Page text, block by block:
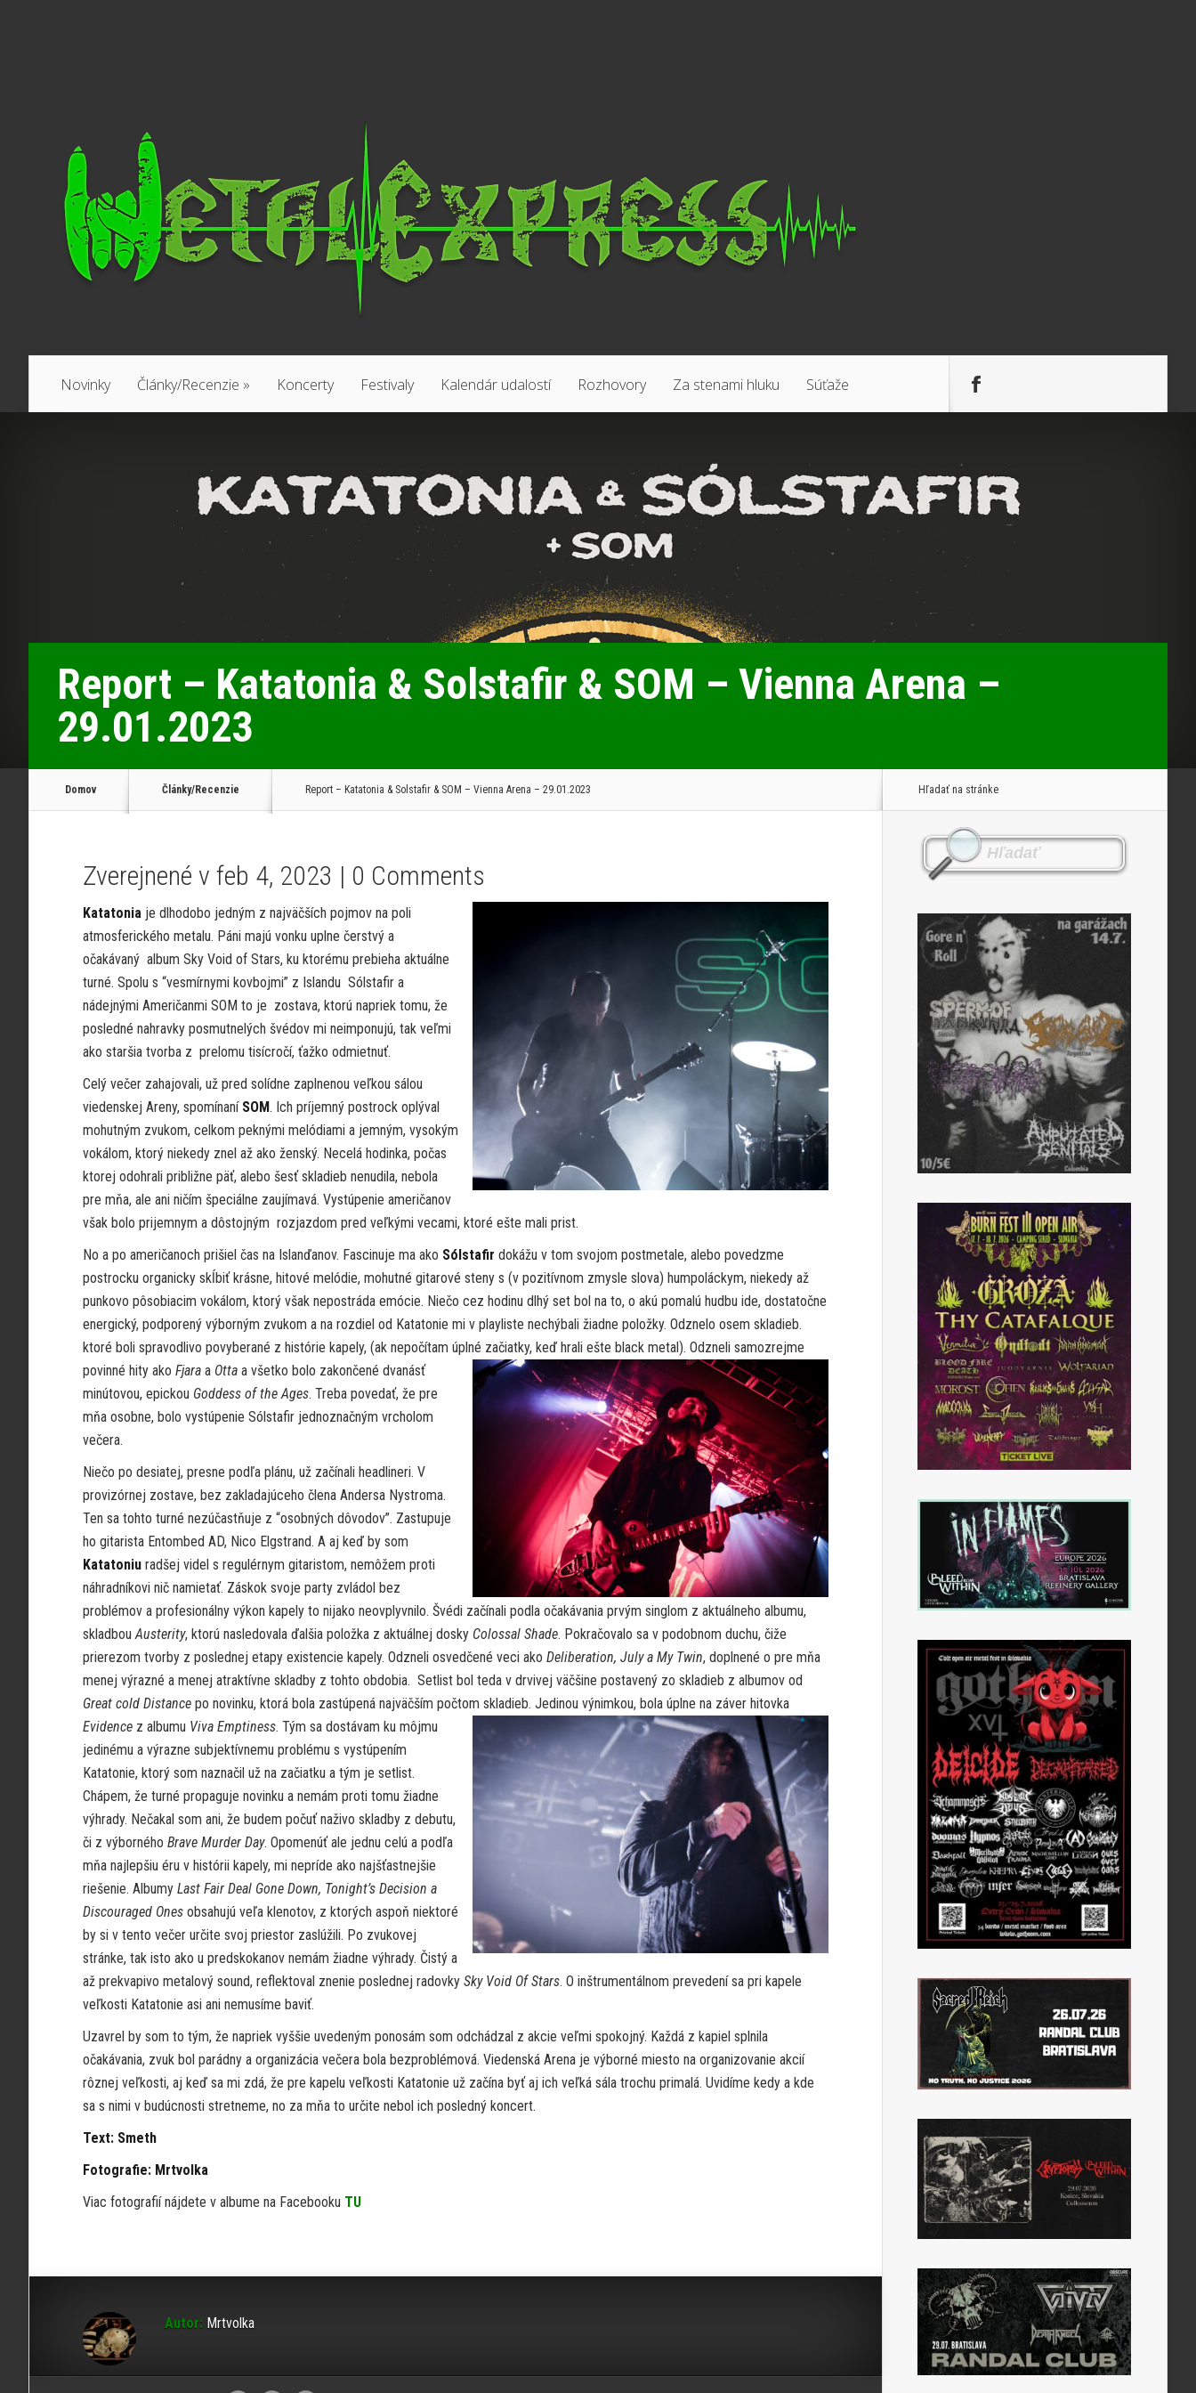
Novinky Články/Recenzie » Koncerty Festivaly Kalendár udalostí Rozhovory Za stenami hluku Súťaže
Report – Katatonia & Solstafir & SOM – Vienna Arena –
29.01.2023
Domov Články/Recenzie Report – Katatonia & Solstafir & SOM – Vienna Arena – 29.01.2023
Zverejnené v feb 4, 2023 | 0 Comments
Katatonia je dlhodobo jedným z najväčších pojmov na poli
atmosferického metalu. Páni majú vonku uplne čerstvý a
očakávaný album Sky Void of Stars, ku ktorému prebieha aktuálne
turné. Spolu s “vesmírnymi kovbojmi” z Islandu Sólstafir a
nádejnými Američanmi SOM to je zostava, ktorú napriek tomu, že
posledné nahravky posmutnelých švédov mi neimponujú, tak veľmi
ako staršia tvorba z prelomu tisícročí, ťažko odmietnuť.
Celý večer zahajovali, už pred solídne zaplnenou veľkou sálou
viedenskej Areny, spomínaní SOM. Ich príjemný postrock oplýval
mohutným zvukom, celkom peknými melódiami a jemným, vysokým
vokálom, ktorý niekedy znel až ako ženský. Necelá hodinka, počas
ktorej odohrali približne päť, alebo šesť skladieb nenudila, nebola
pre mňa, ale ani ničím špeciálne zaujímavá. Vystúpenie američanov
však bolo prijemnym a dôstojným rozjazdom pred veľkými vecami, ktoré ešte mali prist.
No a po američanoch prišiel čas na Islanďanov. Fascinuje ma ako Sólstafir dokážu v tom svojom postmetale, alebo povedzme
postrocku organicky skĺbiť krásne, hitové melódie, mohutné gitarové steny s (v pozitívnom zmysle slova) humpoláckym, niekedy až
punkovo pôsobiacim vokálom, ktorý však nepostráda emócie. Niečo cez hodinu dlhý set bol na to, o akú pomalú hudbu ide, dostatočne
energický, podporený výborným zvukom a na rozdiel od Katatonie mi v playliste nechýbali žiadne položky. Odznelo osem skladieb.
ktoré boli spravodlivo povyberané z histórie kapely, (ak nepočítam úplné začiatky, keď hrali ešte black metal). Odzneli samozrejme
povinné hity ako Fjara a Otta a všetko bolo zakončené dvanásť
minútovou, epickou Goddess of the Ages. Treba povedať, že pre
mňa osobne, bolo vystúpenie Sólstafir jednoznačným vrcholom
večera.
Niečo po desiatej, presne podľa plánu, už začínali headlineri. V
provizórnej zostave, bez zakladajúceho člena Andersa Nystroma.
Ten sa tohto turné nezúčastňuje z “osobných dôvodov”. Zastupuje
ho gitarista Entombed AD, Nico Elgstrand. A aj keď by som
Katatoniu radšej videl s regulérnym gitaristom, nemôžem proti
náhradníkovi nič namietať. Záskok svoje party zvládol bez
problémov a profesionálny výkon kapely to nijako neovplyvnilo. Švédi začínali podla očakávania prvým singlom z aktuálneho albumu,
skladbouAusterity, ktorú nasledovala ďalšia položka z aktuálnej dosky Colossal Shade. Pokračovalo sa v podobnom duchu, čiže
prierezom tvorby z poslednej etapy existencie kapely. Odzneli osvedčené veci ako Deliberation, July a My Twin, doplnené o pre mňa
menej výrazné a menej atraktívne skladby z tohto obdobia. Setlist bol teda v drvivej väčšine postavený zo skladieb z albumov od
Great cold Distance po novinku, ktorá bola zastúpená najväčším počtom skladieb. Jedinou výnimkou, bola úplne na záver hitovka
Evidence z albumu Viva Emptiness. Tým sa dostávam ku môjmu
jedinému a výrazne subjektívnemu problému s vystúpením
Katatonie, ktorý som naznačil už na začiatku a tým je setlist.
Chápem, že turné propaguje novinku a nemám proti tomu žiadne
výhrady. Nečakal som ani, že budem počuť naživo skladby z debutu,
či z výborného Brave Murder Day. Opomenúť ale jednu celú a podľa
mňa najlepšiu éru v histórii kapely, mi nepríde ako najšťastnejšie
riešenie. Albumy Last Fair Deal Gone Down, Tonight’s Decision a
Discouraged Ones obsahujú veľa klenotov, z ktorých aspoň niektoré
by si v tento večer určite svoj priestor zaslúžili. Po zvukovej
stránke, tak isto ako u predskokanov nemám žiadne výhrady. Čistý a
až prekvapivo metalový sound, reflektoval znenie poslednej radovky Sky Void Of Stars. O inštrumentálnom prevedení sa pri kapele
veľkosti Katatonie asi ani nemusíme baviť.
Uzavrel by som to tým, že napriek vyššie uvedeným ponosám som odchádzal z akcie veľmi spokojný. Každá z kapiel splnila
očakávania, zvuk bol parádny a organizácia večera bola bezproblémová. Viedenská Arena je výborné miesto na organizovanie akcií
rôznej veľkosti, aj keď sa mi zdá, že pre kapelu veľkosti Katatonie už začína byť aj ich veľká sála trochu primalá. Uvidíme kedy a kde
sa s nimi v budúcnosti stretneme, no za mňa to určite nebol ich posledný koncert.
Text: Smeth
Fotografie: Mrtvolka
Viac fotografií nájdete v albume na Facebooku TU
Autor: Mrtvolka
Hľadať na stránke